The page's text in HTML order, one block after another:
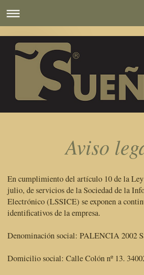
Aviso
En cumplimiento del artículo 10 de la
julio, de servicios de la Sociedad de la
Electrónico (LSSICE) se exponen a
identificativos de la empresa.
Denominación social: PALENCIA 2002
Domicilio social: Calle Colón nº 13.